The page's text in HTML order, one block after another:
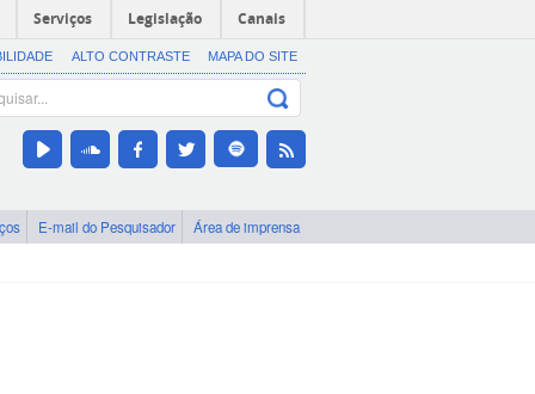
Serviços Legislação Canais
ALTO CONTRASTE MAPA DO SITE
E-mail do Pesquisador Área de imprensa